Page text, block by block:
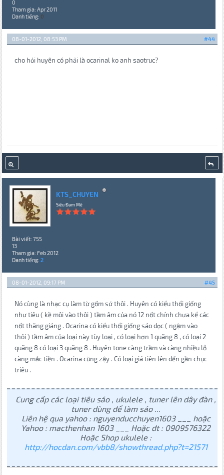
0
Tham gia: Apr 2011
Danh tiếng: 0
#44
08-01-2012, 08:53 PM
cho hỏi huyên có phải là ocarinal ko anh saotruc?
KTS_CHUYEN
Siêu Đam Mê
Bài viết: 755
13
Tham gia: Feb 2012
Danh tiếng: 2
#45
08-01-2012, 09:17 PM
Nó cùng là nhạc cụ làm từ gốm sứ thôi . Huyên có kiểu thổi giống
như tiêu ( kề môi vào thôi ) tầm âm của nó 12 nốt chính chưa kể các
nốt thăng giáng . Ocarina có kiểu thổi giống sáo dọc ( ngậm vào
thôi ) tầm âm của loại này tùy loại , có loại hơn 1 quãng 8 , có loại 2
quãng 8 có loại 3 quãng 8 . Huyên tone càng trầm và càng nhiều lỗ
càng mắc tiền . Ocarina cũng zậy . Có loại giá tiên lên đến gần chục
triêu .
Cung cấp các loại tiêu sáo , ukulele , tuner lên dây đàn ,
tuner dùng để làm sáo ...
Liên hệ qua yahoo : nguyenducchuyen1603 ___ hoặc
Yahoo : macthenhan 1603 ___ Hoặc đt : 0909576322
Hoặc Shop ukulele :
http://hocdan.com/vbb8/showthread.php?t=21571